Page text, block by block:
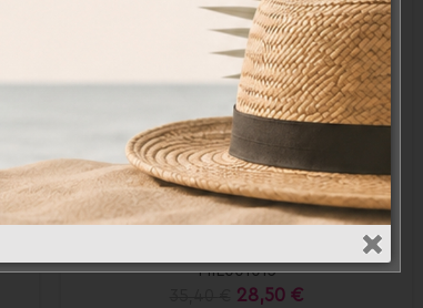
Αναμνηστικές κάρτες 12τεμ. –
Milestones cards
MIL001013
28,50 €